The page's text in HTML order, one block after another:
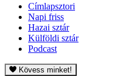
Címlapsztori
Napi friss
Hazai sztár
Külföldi sztár
Podcast
Kövess minket!